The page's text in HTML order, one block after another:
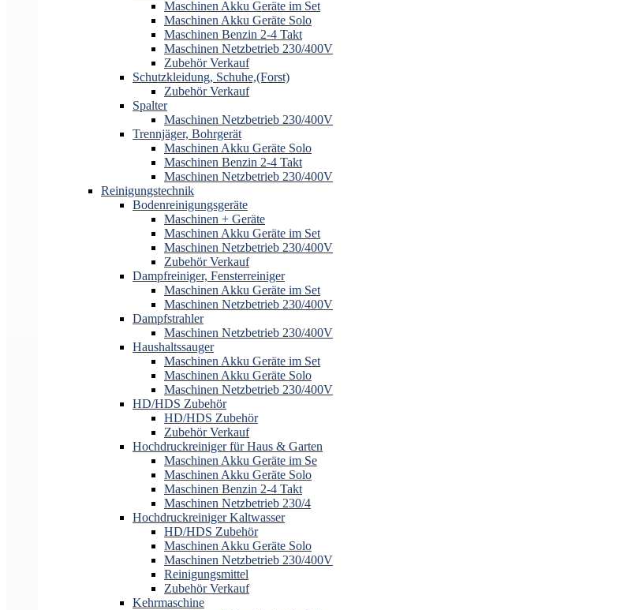
Maschinen Akku Geräte im Set
Maschinen Akku Geräte Solo
Maschinen Benzin 2-4 Takt
Maschinen Netzbetrieb 230/400V
Zubehör Verkauf
Schutzkleidung, Schuhe,(Forst)
Zubehör Verkauf
Spalter
Maschinen Netzbetrieb 230/400V
Trennjäger, Bohrgerät
Maschinen Akku Geräte Solo
Maschinen Benzin 2-4 Takt
Maschinen Netzbetrieb 230/400V
Reinigungstechnik
Bodenreinigungsgeräte
Maschinen + Geräte
Maschinen Akku Geräte im Set
Maschinen Netzbetrieb 230/400V
Zubehör Verkauf
Dampfreiniger, Fensterreiniger
Maschinen Akku Geräte im Set
Maschinen Netzbetrieb 230/400V
Dampfstrahler
Maschinen Netzbetrieb 230/400V
Haushaltssauger
Maschinen Akku Geräte im Set
Maschinen Akku Geräte Solo
Maschinen Netzbetrieb 230/400V
HD/HDS Zubehör
HD/HDS Zubehör
Zubehör Verkauf
Hochdruckreiniger für Haus & Garten
Maschinen Akku Geräte im Se
Maschinen Akku Geräte Solo
Maschinen Benzin 2-4 Takt
Maschinen Netzbetrieb 230/4
Hochdruckreiniger Kaltwasser
HD/HDS Zubehör
Maschinen Akku Geräte Solo
Maschinen Netzbetrieb 230/400V
Reinigungsmittel
Zubehör Verkauf
Kehrmaschine